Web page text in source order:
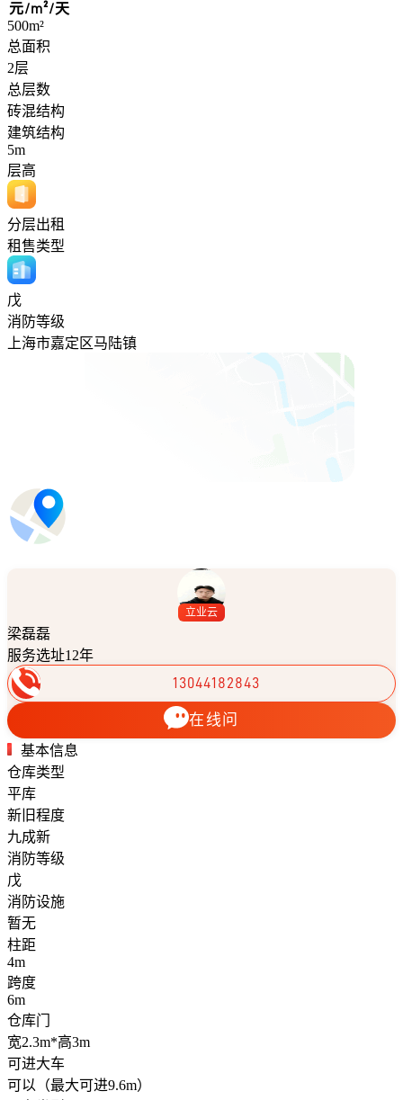
元/m²/天
500m²
总面积
2层
总层数
砖混结构
建筑结构
5m
层高
分层出租
租售类型
戊
消防等级
上海市嘉定区马陆镇
立业云
梁磊磊
服务选址12年
13044182843
在线问
基本信息
仓库类型
平库
新旧程度
九成新
消防等级
戊
消防设施
暂无
柱距
4m
跨度
6m
仓库门
宽2.3m*高3m
可进大车
可以（最大可进9.6m）